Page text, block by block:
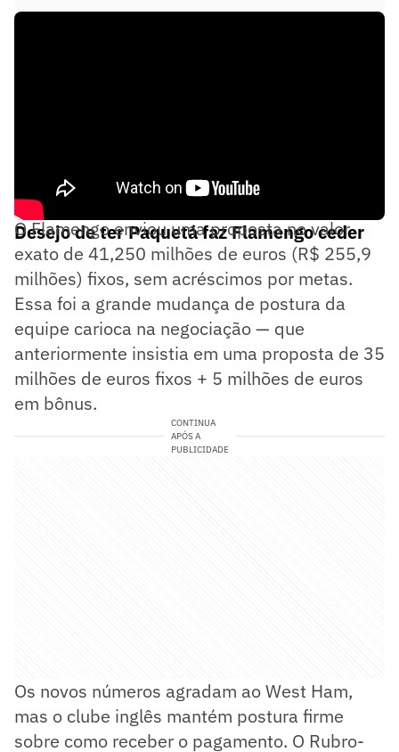
Desejo de ter Paquetá faz Flamengo ceder
O Flamengo enviou uma proposta no valor
exato de 41,250 milhões de euros (R$ 255,9
milhões) fixos, sem acréscimos por metas.
Essa foi a grande mudança de postura da
equipe carioca na negociação — que
anteriormente insistia em uma proposta de 35
milhões de euros fixos + 5 milhões de euros
em bônus.
CONTINUA
APÓS A
PUBLICIDADE
Os novos números agradam ao West Ham,
mas o clube inglês mantém postura firme
sobre como receber o pagamento. O Rubro-